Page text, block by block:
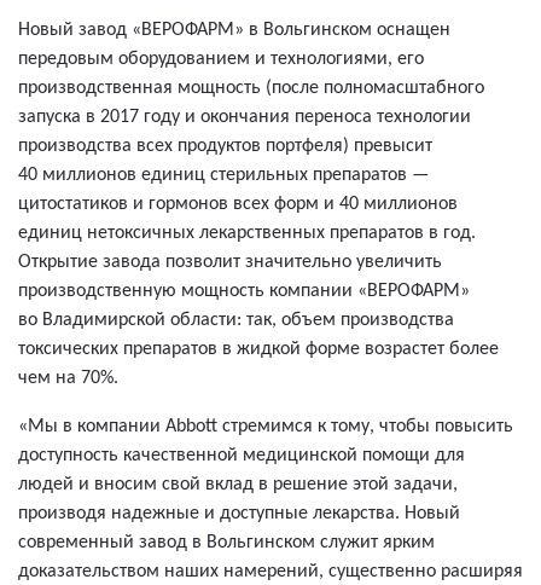
Новый завод «ВЕРОФАРМ» в Вольгинском оснащен
передовым оборудованием и технологиями, его
производственная мощность (после полномасштабного
запуска в 2017 году и окончания переноса технологии
производства всех продуктов портфеля) превысит
40 миллионов единиц стерильных препаратов —
цитостатиков и гормонов всех форм и 40 миллионов
единиц нетоксичных лекарственных препаратов в год.
Открытие завода позволит значительно увеличить
производственную мощность компании «ВЕРОФАРМ»
во Владимирской области: так, объем производства
токсических препаратов в жидкой форме возрастет более
чем на 70%.
«Мы в компании Abbott стремимся к тому, чтобы повысить
доступность качественной медицинской помощи для
людей и вносим свой вклад в решение этой задачи,
производя надежные и доступные лекарства. Новый
современный завод в Вольгинском служит ярким
доказательством наших намерений, существенно расширяя